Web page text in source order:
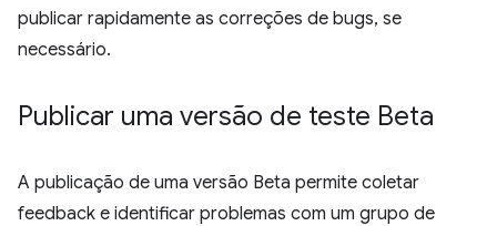
publicar rapidamente as correções de bugs, se
necessário.
Publicar uma versão de teste Beta
A publicação de uma versão Beta permite coletar
feedback e identificar problemas com um grupo de